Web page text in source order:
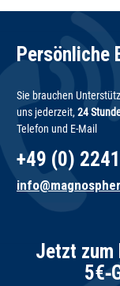
Persönliche
Sie brauchen
uns jederzeit,24
Telefon und E-Mail
+49 (0)
Jetzt zum